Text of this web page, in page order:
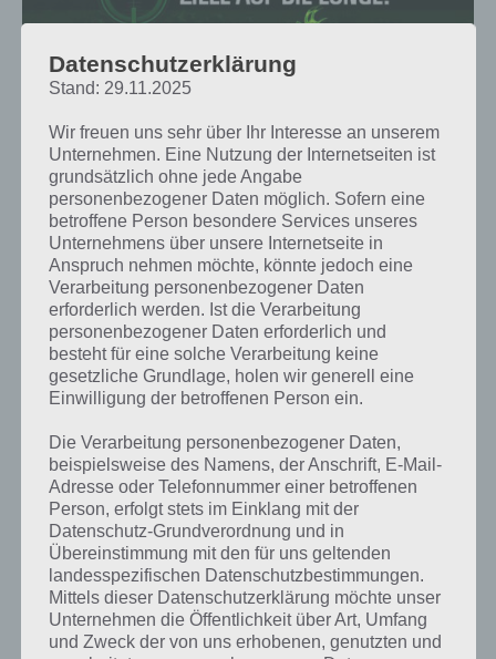
Achte in Deer Hunter 2016 genau auf die Mission und
Aufgabe, die an dich gestellt wird
Nicht jedes Waffenupgrade erforderlich
Es gibt Waffenupgrades in Deer Hunter 2016, die nicht zwingend
erforderlich sind. Darunter zählen Infrarot und Munition. Mit dem
Upgrade könnt ihr zwar mehr Schuss mitnehmen bzw. die Dauer des
Infrarot erhöhen, aber notwendig ist das nicht unbedingt.
Auch die anderen Waffenupgrades solltest du nur soweit erweitern,
wie es die Mission erfordert. Wir empfehlen vor allem die Upgrades
durchzuführen, die für die Trophäenjagd in Deer Hunter 2016
zwingend erforderlich sind, denn hierbei handelt es sich um ein
Muss. Bei der Gewehrserie sind die Angaben nur eine Empfehlung,
Datenschutzerklärung
Stand: 29.11.2025
Wir freuen uns sehr über Ihr Interesse an unserem
Unternehmen. Eine Nutzung der Internetseiten ist
grundsätzlich ohne jede Angabe
personenbezogener Daten möglich. Sofern eine
betroffene Person besondere Services unseres
Unternehmens über unsere Internetseite in
Anspruch nehmen möchte, könnte jedoch eine
Verarbeitung personenbezogener Daten
erforderlich werden. Ist die Verarbeitung
personenbezogener Daten erforderlich und
besteht für eine solche Verarbeitung keine
gesetzliche Grundlage, holen wir generell eine
Einwilligung der betroffenen Person ein.
Die Verarbeitung personenbezogener Daten,
beispielsweise des Namens, der Anschrift, E-Mail-
Adresse oder Telefonnummer einer betroffenen
Person, erfolgt stets im Einklang mit der
Datenschutz-Grundverordnung und in
Übereinstimmung mit den für uns geltenden
landesspezifischen Datenschutzbestimmungen.
Mittels dieser Datenschutzerklärung möchte unser
Unternehmen die Öffentlichkeit über Art, Umfang
und Zweck der von uns erhobenen, genutzten und